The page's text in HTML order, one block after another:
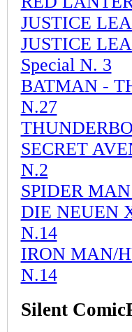
JUSTICE
JUSTICE
Special N. 3
BATMAN -
N.27
SECRET
N.2
SPIDER
DIE NEUEN
N.14
IRON MAN/
N.14
Silent